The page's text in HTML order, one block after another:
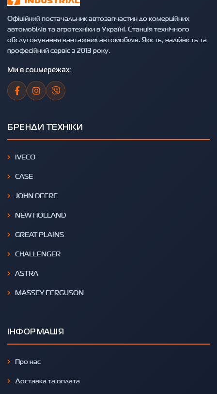
Офіційний постачальник автозапчастин до комерційних
автомобілів та агротехніки в Україні. Станція технічного
обслуговування вантажних автомобілів. Якість, надійність та
професійний сервіс з 2013 року.
Ми в соцмережах:
БРЕНДИ ТЕХНІКИ
IVECO
CASE
JOHN DEERE
NEW HOLLAND
GREAT PLAINS
CHALLENGER
ASTRA
MASSEY FERGUSON
ІНФОРМАЦІЯ
Про нас
Доставка та оплата